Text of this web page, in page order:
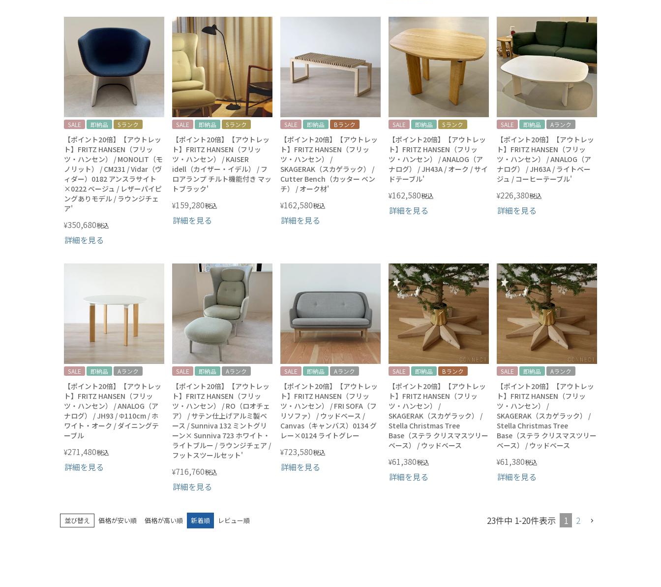
SALE 即納品 Sランク
【ポイント20倍】【アウトレッ
ト】FRITZ HANSEN（フリッ
ツ・ハンセン） / MONOLIT（モ
ノリット） / CM231 / Vidar（ヴ
ィダー）0182 アンスラサイト
×0222 ベージュ / レザーパイピ
ングありモデル / ラウンジチェ
ア'
¥350,680税込
詳細を見る
SALE 即納品 Sランク
【ポイント20倍】【アウトレッ
ト】FRITZ HANSEN（フリッ
ツ・ハンセン） / KAISER
idell（カイザー・イデル） / フ
ロアランプ チルト機能付き マッ
トブラック'
¥159,280税込
詳細を見る
SALE 即納品 Bランク
【ポイント20倍】【アウトレッ
ト】FRITZ HANSEN（フリッ
ツ・ハンセン） /
SKAGERAK（スカゲラック） /
Cutter Bench（カッター ベン
チ） / オーク材'
¥162,580税込
詳細を見る
SALE 即納品 Sランク
【ポイント20倍】【アウトレッ
ト】FRITZ HANSEN（フリッ
ツ・ハンセン） / ANALOG（ア
ナログ） / JH43A / オーク / サイ
ドテーブル'
¥162,580税込
詳細を見る
SALE 即納品 Aランク
【ポイント20倍】【アウトレッ
ト】FRITZ HANSEN（フリッ
ツ・ハンセン） / ANALOG（ア
ナログ） / JH63A / ライトベー
ジュ / コーヒーテーブル'
¥226,380税込
詳細を見る
SALE 即納品 Aランク
【ポイント20倍】【アウトレッ
ト】FRITZ HANSEN（フリッ
ツ・ハンセン） / ANALOG（ア
ナログ） / JH93 / Φ110cm / ホ
ワイト・オーク / ダイニングテ
ーブル
¥271,480税込
詳細を見る
SALE 即納品 Aランク
【ポイント20倍】【アウトレッ
ト】FRITZ HANSEN（フリッ
ツ・ハンセン） / RO（ロオチェ
ア） / サテン仕上げアルミ製ベ
ース / Sunniva 132 ミントグリ
ーン× Sunniva 723 ホワイト・
ライトブルー / ラウンジチェア /
フットスツールセット'
¥716,760税込
詳細を見る
SALE 即納品 Aランク
【ポイント20倍】【アウトレッ
ト】FRITZ HANSEN（フリッ
ツ・ハンセン） / FRI SOFA（フ
リソファ） / ウッドベース /
Canvas（キャンバス）0134 グ
レー×0124 ライトグレー
¥723,580税込
詳細を見る
SALE 即納品 Bランク
【ポイント20倍】【アウトレッ
ト】FRITZ HANSEN（フリッ
ツ・ハンセン） /
SKAGERAK（スカゲラック） /
Stella Christmas Tree
Base（ステラ クリスマスツリー
ベース） / ウッドベース
¥61,380税込
詳細を見る
SALE 即納品 Aランク
【ポイント20倍】【アウトレッ
ト】FRITZ HANSEN（フリッ
ツ・ハンセン） /
SKAGERAK（スカゲラック） /
Stella Christmas Tree
Base（ステラ クリスマスツリー
ベース） / ウッドベース
¥61,380税込
詳細を見る
並び替え 価格が安い順 価格が高い順 新着順 レビュー順 23件中 1-20件表示 1 2